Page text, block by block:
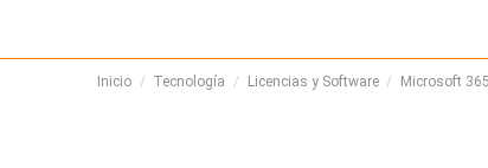
Inicio Tecnología Licencias y Software Microsoft